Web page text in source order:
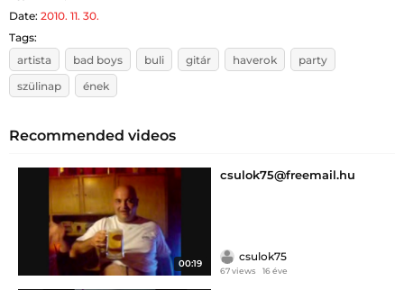
Date: 2010. 11. 30.
Tags:
artista
bad boys buli gitár haverok
party
szülinap
ének
Recommended videos
00:19
csulok75@freemail.hu
csulok75
67 views 16 éve